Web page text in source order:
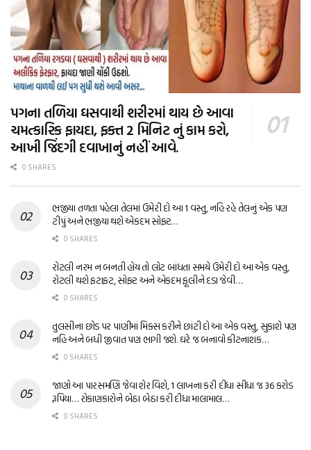
પગના તળિયા ઘસવાથી શરીરમાં થાય છે આવા
ચમત્કારિક ફાયદા, ફક્ત 2 મિનિટ નું કામ કરો,
આખી જિંદગી દવાખાનું નહીં આવે.
0 SHARES
ભજીયા તળતા પહેલા તેલમાં ઉમેરી દો આ 1 વસ્તુ, નહિ રહે તેલનું એક પણ
ટીપું અને ભજીયા થશે એકદમ સોફ્ટ…
0 SHARES
રોટલી નરમ ન બનતી હોય તો લોટ બાંધતા સમયે ઉમેરી દો આ એક વસ્તુ,
રોટલી થશે ફટાફટ, સોફ્ટ અને એકદમ ફૂલીને દડા જેવી…
0 SHARES
તુલસીના છોડ પર પાણીમાં મિક્સ કરીને છાંટી દો આ એક વસ્તુ, સુકાશે પણ
નહિ અને બધી જીવાત પણ ભાગી જશે. ઘરે જ બનાવો કીટનાશક…
0 SHARES
જાણો આ પારસમણિ જેવા શેર વિશે, 1 લાખના કરી દીધા સીધા જ 36 કરોડ
રૂપિયા… રોકાણકારોને બેઠા બેઠા કરી દીધા માલામાલ…
0 SHARES